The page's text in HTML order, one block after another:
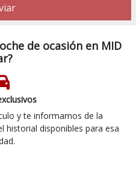
de ocasión en MID
y te informamos de la
historial disponibles para esa